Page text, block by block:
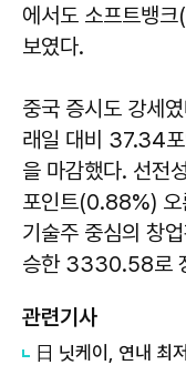
에서도 소프트뱅
보였다.
중국 증시도 강세
래일 대비 37.34
을 마감했다. 선전
포인트(0.88%)
기술주 중심의 창
승한 3330.58로
관련기사
日 닛케이, 연내 최